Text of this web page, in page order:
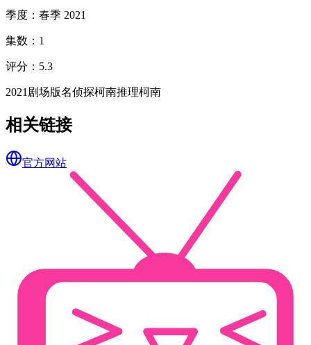
季度 ： 春季 2021
集数 ： 1
评分 ： 5.3
2021 剧场版名侦探柯南推理柯南
相关链接
官方网站